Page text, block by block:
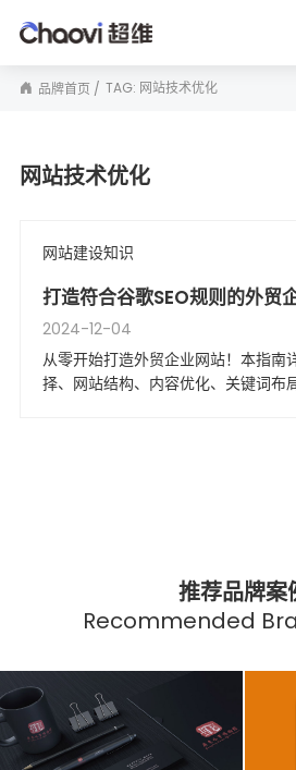
品牌首页 TAG: 网站技术优化
网站技术优化
网站建设知识
打造符合谷歌SEO规则的外贸
2024-12-04
从零开始打造外贸企业网站！本指南
择、网站结构、内容优化、关键词布
推荐品牌案
Recommended